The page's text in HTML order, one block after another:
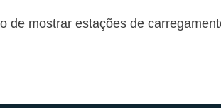
de mostrar estações de